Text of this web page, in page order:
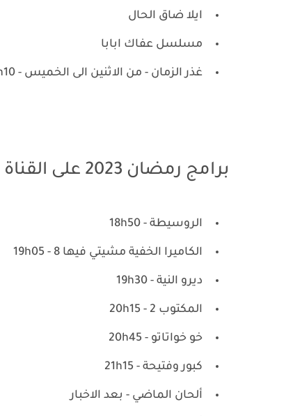
ايلا ضاق الحال
مسلسل عفاك ابابا
غذر الزمان - من الاثنين الى الخميس - 23h10
برامج رمضان 2023 على القناة الثانية 2M
الروسيطة - 18h50
الكاميرا الخفية مشيتي فيها 8 - 19h05
ديرو النية - 19h30
المكتوب 2 - 20h15
خو خواتاتو - 20h45
كبور وفتيحة - 21h15
ألحان الماضي - بعد الاخبار